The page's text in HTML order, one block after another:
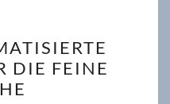
DIE FEINE